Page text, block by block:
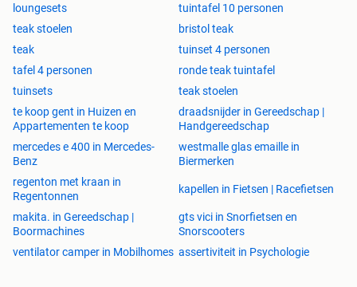
loungesets
tuintafel 10 personen
teak stoelen
bristol teak
teak
tuinset 4 personen
tafel 4 personen
ronde teak tuintafel
tuinsets
teak stoelen
te koop gent in Huizen en
Appartementen te koop
draadsnijder in Gereedschap |
Handgereedschap
mercedes e 400 in Mercedes-
Benz
westmalle glas emaille in
Biermerken
regenton met kraan in
Regentonnen
kapellen in Fietsen | Racefietsen
makita. in Gereedschap |
Boormachines
gts vici in Snorfietsen en
Snorscooters
ventilator camper in Mobilhomes assertiviteit in Psychologie